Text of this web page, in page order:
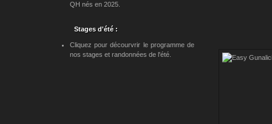
QH nés en 2025.
Stages d'été :
Cliquez pour décourvrir le programme de
nos stages et randonnées de l'été.